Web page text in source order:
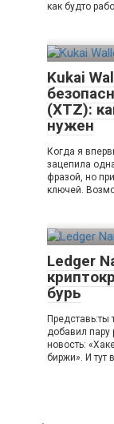
как будто
Kukai
(XTZ):
нужен
Когда я
зацепила
фразой, но
ключей.
Ledger
бурь
Представь:ты
добавил пару
новость:
биржи». И тут